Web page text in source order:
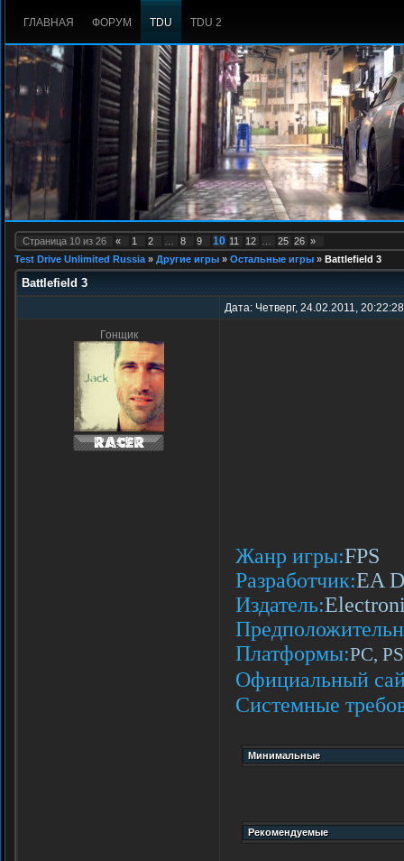
ГЛАВНАЯ ФОРУМ TDU TDU 2
Страница 10 из 26 « 1 2 8 9 10 11 12 25 26 »
Test Drive Unlimited Russia » Другие игры » Остальные игры » Battlefield 3
Battlefield 3
Дата: Четверг, 24.02.2011,
Гонщик
Жанр игры:FPS
Разработчик:EA
Издатель:
Платформы:PC,
Официальный
Системные